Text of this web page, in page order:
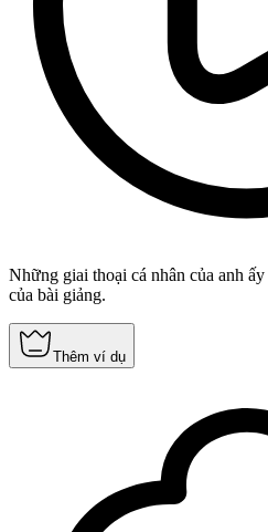
Những giai thoại cá nhân của anh ấy
của bài giảng.
Thêm ví dụ